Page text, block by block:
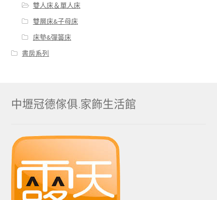
雙人床＆單人床
雙層床&子母床
床墊&彈簧床
書房系列
中壢冠德傢俱.家飾生活館